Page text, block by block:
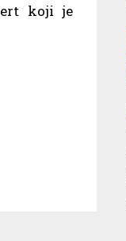
koji je